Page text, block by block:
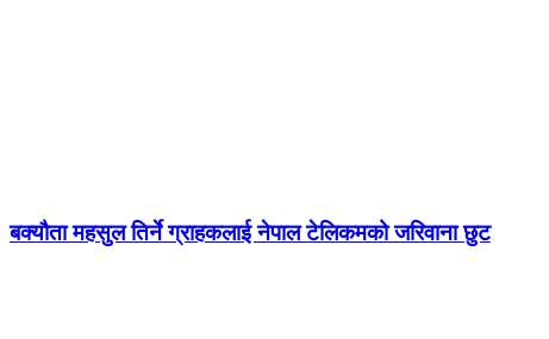
बक्यौता महसुल तिर्ने ग्राहकलाई नेपाल टेलिकमको जरिवाना छुट